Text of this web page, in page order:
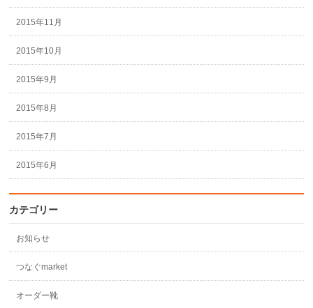
2015年11月
2015年10月
2015年9月
2015年8月
2015年7月
2015年6月
カテゴリー
お知らせ
つなぐmarket
オーダー靴